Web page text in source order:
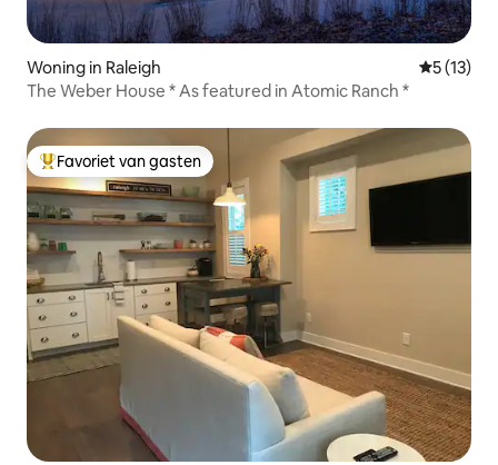
Woning in Raleigh
5 (13)
The Weber House * As featured in Atomic Ranch *
Topfavoriet van gasten
Favoriet van gasten